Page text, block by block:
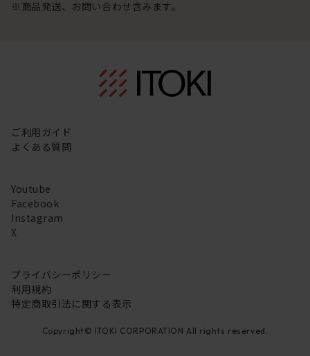
※商品発送、お問い合わせ含みます。
ご利用ガイド
よくある質問
Youtube
Facebook
Instagram
X
プライバシーポリシー
利用規約
特定商取引法に関する表示
Copyright© ITOKI CORPORATION All rights reserved.